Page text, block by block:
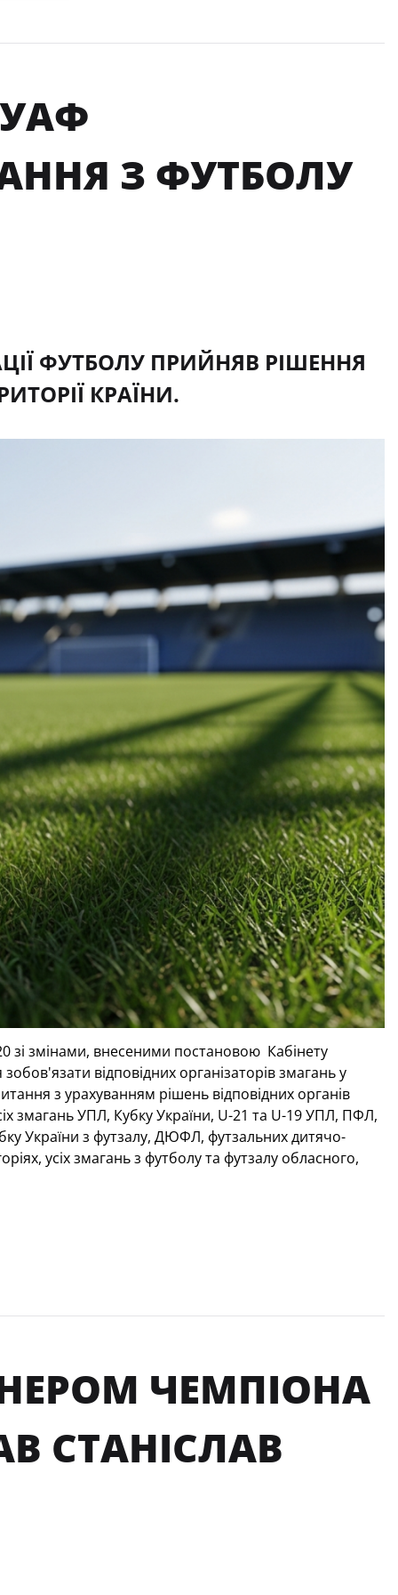
З ФУТБОЛУ
ФУТБОЛУ ПРИЙНЯВ РІШЕННЯ
КРАЇНИ.
зі змінами, внесеними постановою Кабінету
відповідних організаторів змагань у
з урахуванням рішень відповідних органів
змагань УПЛ, Кубку України, U-21 та U-19 УПЛ, ПФЛ,
України з футзалу, ДЮФЛ, футзальних дитячо-
усіх змагань з футболу та футзалу обласного,
ЧЕМПІОНА
СТАНІСЛАВ